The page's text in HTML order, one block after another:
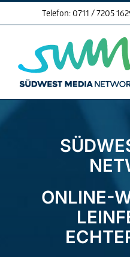
to
Telefon: 0711 / 7205
ONLINE-